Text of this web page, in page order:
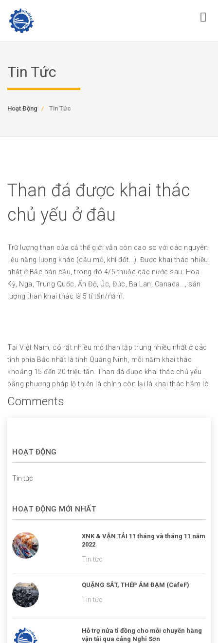
Tin Tức
Hoạt Động Tin Tức
Than đá được khai thác
chủ yếu ở đâu
Trữ lượng than của cả thế giới vẫn còn cao so với các nguyên
liệu năng lượng khác (dầu mỏ, khí đốt...). Được khai thác nhiều
nhất ở Bắc bán cầu, trong đó 4/5 thuộc các nước sau: Hoa
Kỳ, Nga, Trung Quốc, Ấn Độ, Úc, Đức, Ba Lan, Canada..., sản
lượng than khai thác là 5 tỉ tấn/năm.
Tại Việt Nam, có rất nhiều mỏ than tập trung nhiều nhất ở các
tỉnh phía Bắc nhất là tỉnh Quảng Ninh, mỗi năm khai thác
khoảng 15 đến 20 triệu tấn. Than đá được khai thác chủ yếu
bằng phương pháp lộ thiên là chính còn lại là khai thác hầm lò.
Comments
HOẠT ĐỘNG
Tin tức
HOẠT ĐỘNG MỚI NHẤT
XNK & VẬN TẢI 11 tháng và tháng 11 năm
2022
Tin tức
QUẶNG SẮT, THÉP ẢM ĐẠM (CafeF)
Tin tức
Hỗ trợ nửa tỉ đồng cho mỗi chuyến hàng
vận tải qua cảng Nghi Sơn